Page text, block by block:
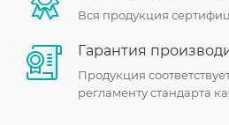
Вся продукция
Гарантия
Продукция
регламенту стандарта